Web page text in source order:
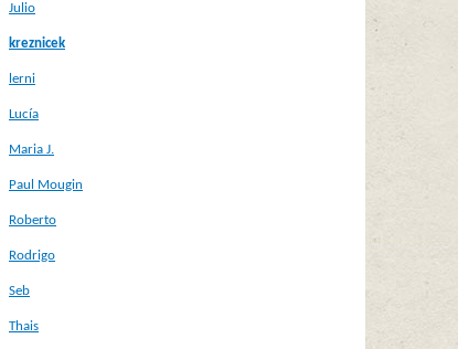
Julio
kreznicek
lerni
Lucía
Maria J.
Paul Mougin
Roberto
Rodrigo
Seb
Thais